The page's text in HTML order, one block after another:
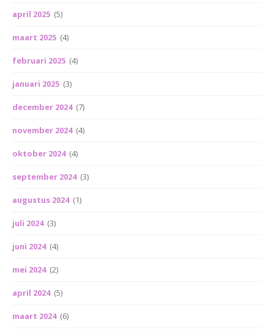
april 2025 (5)
maart 2025 (4)
februari 2025 (4)
januari 2025 (3)
december 2024 (7)
november 2024 (4)
oktober 2024 (4)
september 2024 (3)
augustus 2024 (1)
juli 2024 (3)
juni 2024 (4)
mei 2024 (2)
april 2024 (5)
maart 2024 (6)